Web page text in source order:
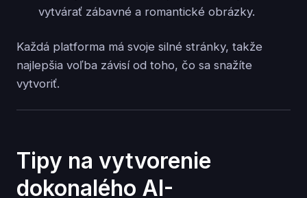
vytvárať zábavné a romantické obrázky.
Každá platforma má svoje silné stránky, takže
najlepšia voľba závisí od toho, čo sa snažíte
vytvoriť.
Tipy na vytvorenie
dokonalého AI-